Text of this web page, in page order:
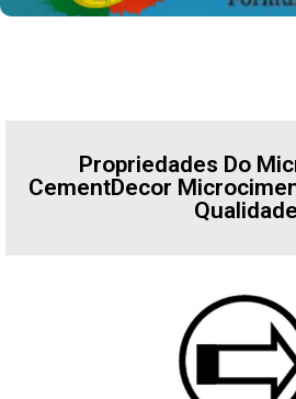
Propriedades Do
CementDecor
Qualidade